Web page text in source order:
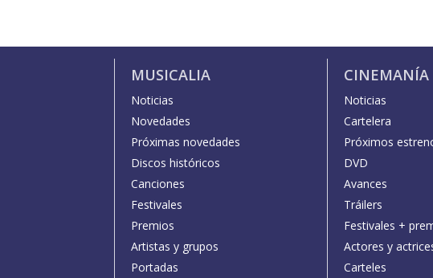
MUSICALIA
Noticias
Novedades
Próximas novedades
Discos históricos
Canciones
Festivales
Premios
Artistas y grupos
Portadas
CINEMANÍA
Noticias
Cartelera
Próximos
DVD
Avances
Tráilers
Festivales +
Actores y
Carteles